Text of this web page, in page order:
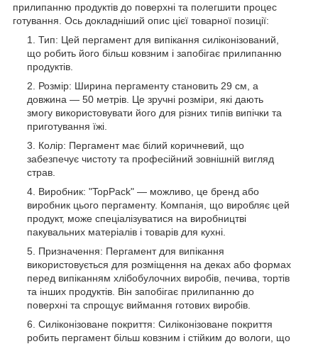
прилипанню продуктів до поверхні та полегшити процес
готування. Ось докладніший опис цієї товарної позиції:
Тип: Цей пергамент для випікання силіконізований,
що робить його більш ковзним і запобігає прилипанню
продуктів.
Розмір: Ширина пергаменту становить 29 см, а
довжина — 50 метрів. Це зручні розміри, які дають
змогу використовувати його для різних типів випічки та
приготування їжі.
Колір: Пергамент має білий коричневий, що
забезпечує чистоту та професійний зовнішній вигляд
страв.
Виробник: "TopPack" — можливо, це бренд або
виробник цього пергаменту. Компанія, що виробляє цей
продукт, може спеціалізуватися на виробництві
пакувальних матеріалів і товарів для кухні.
Призначення: Пергамент для випікання
використовується для розміщення на деках або формах
перед випіканням хлібобулочних виробів, печива, тортів
та інших продуктів. Він запобігає прилипанню до
поверхні та спрощує виймання готових виробів.
Силіконізоване покриття: Силіконізоване покриття
робить пергамент більш ковзним і стійким до вологи, що